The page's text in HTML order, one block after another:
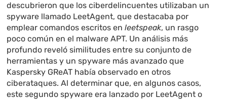
descubrieron que los ciberdelincuentes utilizaban un
spyware llamado LeetAgent, que destacaba por
emplear comandos escritos enleetspeak, un rasgo
poco común en el malware APT. Un análisis más
profundo reveló similitudes entre su conjunto de
herramientas y un spyware más avanzado que
Kaspersky GReAT había observado en otros
ciberataques. Al determinar que, en algunos casos,
este segundo spyware era lanzado por LeetAgent o